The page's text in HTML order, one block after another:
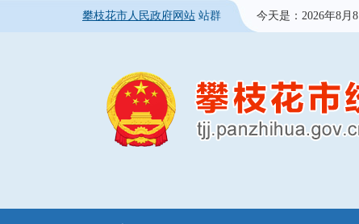
攀枝花市人民政府网站 站群 今天是： 2026年8月